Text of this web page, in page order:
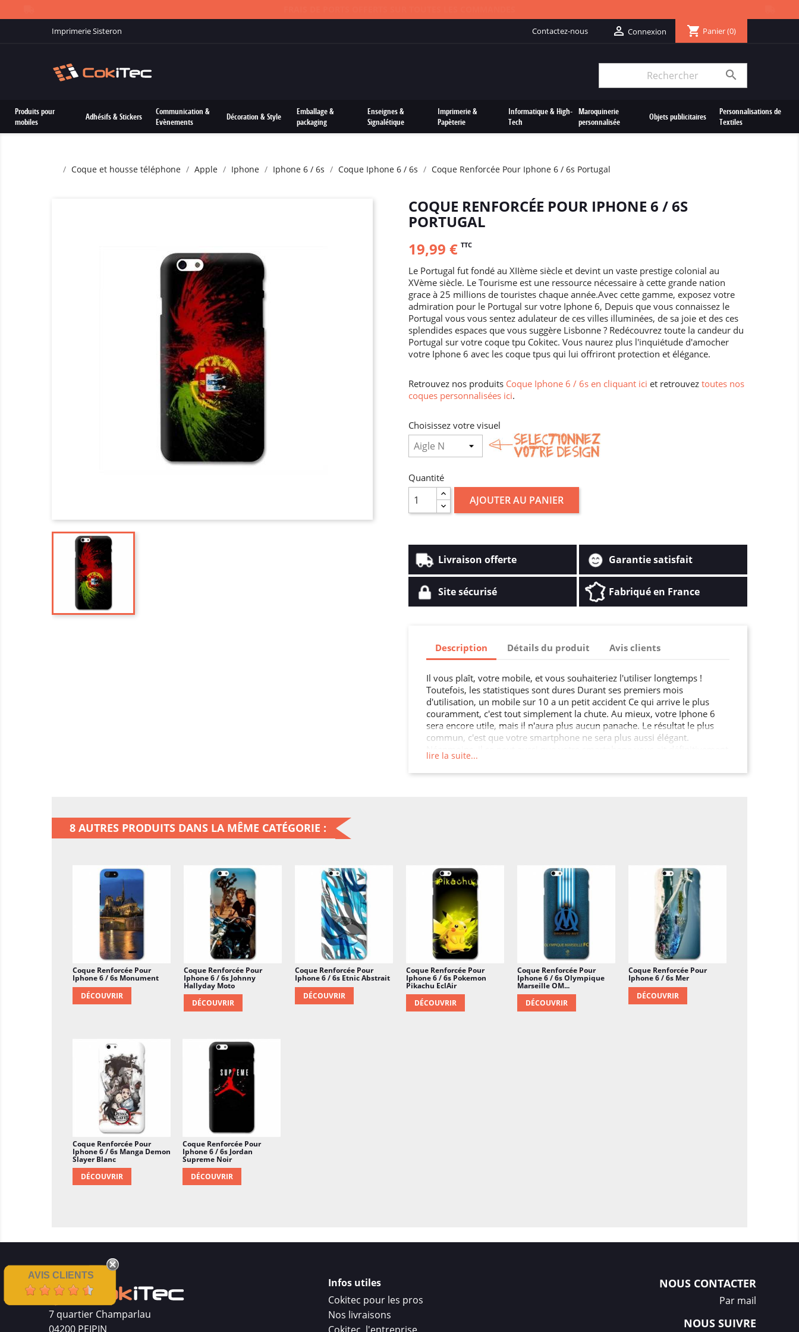
Imprimerie Sisteron Contactez-nous  Connexion shopping_cart Panier(0)

Produits pour
mobiles
Adhésifs & Stickers
Communication &
Evènements
Décoration & Style
Emballage &
packaging
Enseignes &
Signalétique
Imprimerie &
Papèterie
Informatique & High-
Tech
Maroquinerie
personnalisée
Objets publicitaires
Personnalisations de
Textiles
Coque et housse téléphone Apple Iphone Iphone 6 / 6s Coque Iphone 6 / 6s Coque Renforcée Pour Iphone 6 / 6s Portugal
COQUE RENFORCÉE POUR IPHONE 6 / 6S
PORTUGAL
19,99 € TTC
Le Portugal fut fondé au XIIème siècle et devint un vaste prestige colonial au
XVème siècle. Le Tourisme est une ressource nécessaire à cette grande nation
grace à 25 millions de touristes chaque année.Avec cette gamme, exposez votre
admiration pour le Portugal sur votre Iphone 6, Depuis que vous connaissez le
Portugal vous vous sentez adulateur de ces villes illuminées, de sa joie et des ces
splendides espaces que vous suggère Lisbonne ? Redécouvrez toute la candeur du
Portugal sur votre coque tpu Cokitec. Vous naurez plus l'inquiétude d'amocher
votre Iphone 6 avec les coque tpus qui lui offriront protection et élégance.
Retrouvez nos produits Coque Iphone 6 / 6s en cliquant ici et retrouvez toutes nos
coques personnalisées ici.
Choisissez votre visuel
Quantité
AJOUTER AU PANIER
Livraison offerte Garantie satisfait
Site sécurisé Fabriqué en France
Description Détails du produit Avis clients
Il vous plaît, votre mobile, et vous souhaiteriez l'utiliser longtemps !
Toutefois, les statistiques sont dures Durant ses premiers mois
d'utilisation, un mobile sur 10 a un petit accident Ce qui arrive le plus
couramment, c'est tout simplement la chute. Au mieux, votre Iphone 6
sera encore utile, mais il n'aura plus aucun panache. Le résultat le plus
commun, c'est que votre smartphone ne sera plus aussi élégant.
quitté. Pas la peine de le faire tomber de nombreuses fois, un seul
accident peut suffire. Bon, le message a dû être entendu : avec cette
lire la suite...
8 AUTRES PRODUITS DANS LA MÊME CATÉGORIE :
Coque Renforcée Pour
Iphone 6 / 6s Monument
DÉCOUVRIR
Coque Renforcée Pour
Iphone 6 / 6s Johnny
Hallyday Moto
DÉCOUVRIR
Coque Renforcée Pour
Iphone 6 / 6s Etnic Abstrait
DÉCOUVRIR
Coque Renforcée Pour
Iphone 6 / 6s Pokemon
Pikachu EclAir
DÉCOUVRIR
Coque Renforcée Pour
Iphone 6 / 6s Olympique
Marseille OM...
DÉCOUVRIR
Coque Renforcée Pour
Iphone 6 / 6s Mer
DÉCOUVRIR
Coque Renforcée Pour
Iphone 6 / 6s Manga Demon
Slayer Blanc
DÉCOUVRIR
Coque Renforcée Pour
Iphone 6 / 6s Jordan
Supreme Noir
DÉCOUVRIR
7 quartier Champarlau
04200 PEIPIN
Infos utiles
Cokitec pour les pros
Nos livraisons
NOUS CONTACTER
Par mail
NOUS SUIVRE
AVIS CLIENTS